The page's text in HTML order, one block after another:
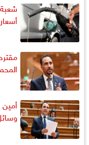
شعبة